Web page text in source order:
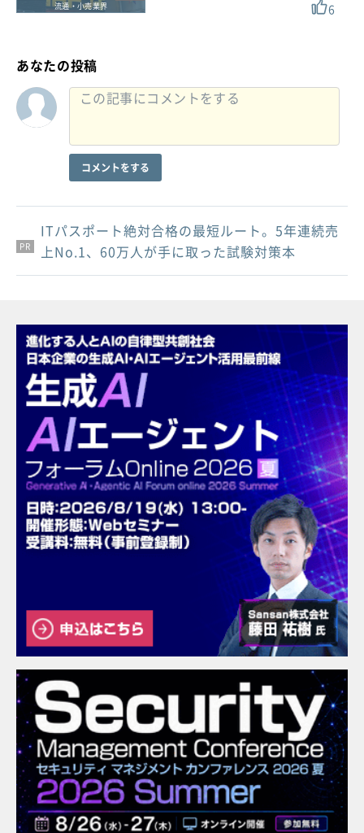
流通・小売業界
6
あなたの投稿
コメントをする
PR
PR
PR
ITパスポート絶対合格の最短ルート。5年連続売
上No.1、60万人が手に取った試験対策本